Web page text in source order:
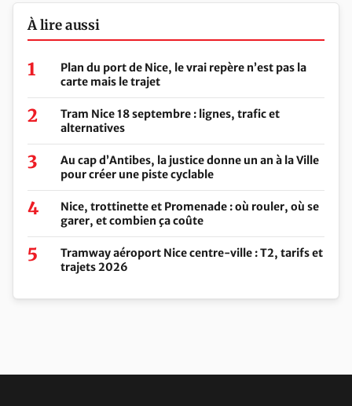
À lire aussi
Plan du port de Nice, le vrai repère n’est pas la
carte mais le trajet
Tram Nice 18 septembre : lignes, trafic et
alternatives
Au cap d’Antibes, la justice donne un an à la Ville
pour créer une piste cyclable
Nice, trottinette et Promenade : où rouler, où se
garer, et combien ça coûte
Tramway aéroport Nice centre-ville : T2, tarifs et
trajets 2026